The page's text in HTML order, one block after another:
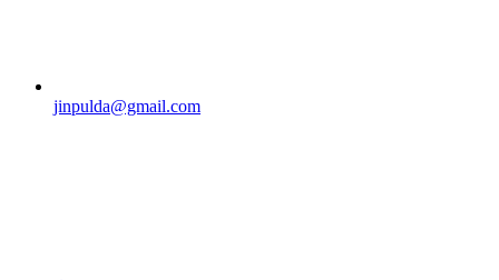
jinpulda@gmail.com